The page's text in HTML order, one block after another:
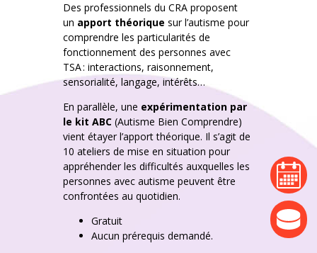
agenda
Des professionnels du CRA proposent
un apport théorique sur l’autisme pour
comprendre les particularités de
fonctionnement des personnes avec
TSA : interactions, raisonnement,
sensorialité, langage, intérêts…
En parallèle, une expérimentation par
le kit ABC (Autisme Bien Comprendre)
vient étayer l’apport théorique. Il s’agit de
10 ateliers de mise en situation pour
appréhender les difficultés auxquelles les
personnes avec autisme peuvent être
confrontées au quotidien.
Gratuit
Aucun prérequis demandé.